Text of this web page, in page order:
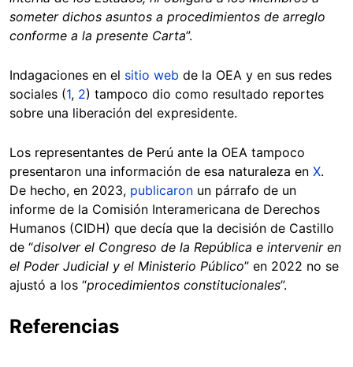
someter dichos asuntos a procedimientos de arreglo
conforme a la presente Carta”.
Indagaciones en el sitio web de la OEA y en sus redes
sociales (1, 2) tampoco dio como resultado reportes
sobre una liberación del expresidente.
Los representantes de Perú ante la OEA tampoco
presentaron una información de esa naturaleza en X.
De hecho, en 2023, publicaron un párrafo de un
informe de la Comisión Interamericana de Derechos
Humanos (CIDH) que decía que la decisión de Castillo
de “disolver el Congreso de la República e intervenir en
el Poder Judicial y el Ministerio Público” en 2022 no se
ajustó a los “procedimientos constitucionales”.
Referencias